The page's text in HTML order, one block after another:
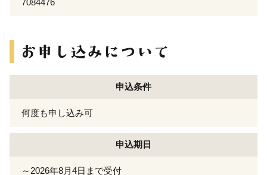
申込条件
何度も申し込み可
申込期日
～2026年8月4日まで受付